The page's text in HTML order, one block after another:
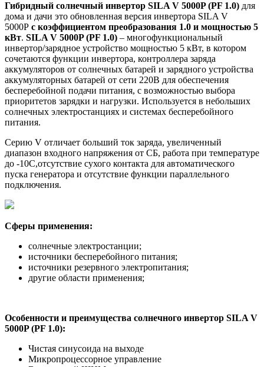
Гибридный солнечный инвертор SILA V 5000P (PF 1.0) для
дома и дачи это обновленная версия инвертора SILA V
5000P с коэффициентом преобразования 1.0 и мощностью 5
кВт. SILA V 5000P (PF 1.0) – многофункциональный
инвертор/зарядное устройство мощностью 5 кВт, в котором
сочетаются функции инвертора, контроллера заряда
аккумуляторов от солнечных батарей и зарядного устройства
аккумуляторных батарей от сети 220В для обеспечения
бесперебойной подачи питания, с возможностью выбора
приоритетов зарядки и нагрузки. Используется в небольших
солнечных электростанциях и системах бесперебойного
питания.
Серию V отличает больший ток заряда, увеличенный
диапазон входного напряжения от СБ, работа при температуре
до -10С,отсутствие сухого контакта для автоматического
пуска генератора и отсутствие функции параллельного
подключения.
Сферы применения:
солнечные электростанции;
источники бесперебойного питания;
источники резервного электропитания;
другие области применения;
Особенности и преимущества солнечного инвертор SILA V
5000P (PF 1.0):
Чистая синусоида на выходе
Микропроцессорное управление